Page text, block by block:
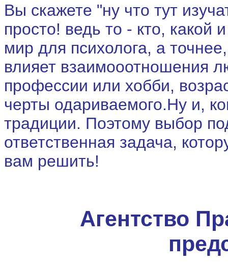
Вы скажете "ну что тут
просто! ведь то - кто, какой
мир для психолога, а
влияет взаимооотношения
профессии или хобби,
черты одариваемого.Ну и,
традиции. Поэтому выбор
ответственная задача,
вам решить!
Агентство